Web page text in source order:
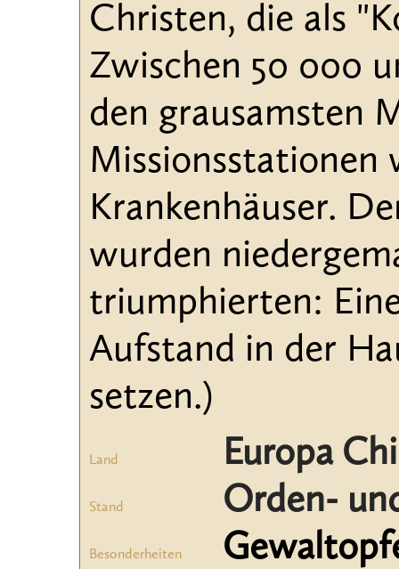
Christen, die als
Zwischen 50 000
den grausamsten
Missionsstationen
Krankenhäuser.
wurden
triumphierten:
Aufstand in der
setzen.)
Land Europa
Stand Orden-
Besonderheiten